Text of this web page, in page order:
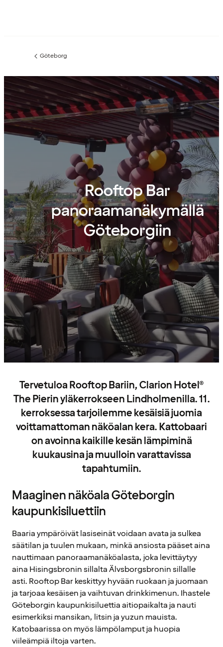
Edellinen
Göteborg
Rooftop Bar
panoraamanäkymällä
Göteborgiin
Tervetuloa Rooftop Bariin, Clarion Hotel®
The Pierin yläkerrokseen Lindholmenilla. 11.
kerroksessa tarjoilemme kesäisiä juomia
voittamattoman näköalan kera. Kattobaari
on avoinna kaikille kesän lämpiminä
kuukausina ja muulloin varattavissa
tapahtumiin.
Maaginen näköala Göteborgin
kaupunkisiluettiin
Baaria ympäröivät lasiseinät voidaan avata ja sulkea
säätilan ja tuulen mukaan, minkä ansiosta pääset aina
nauttimaan panoraamanäköalasta, joka levittäytyy
aina Hisingsbronin sillalta Älvsborgsbronin sillalle
asti. Rooftop Bar keskittyy hyvään ruokaan ja juomaan
ja tarjoaa kesäisen ja vaihtuvan drinkkimenun. Ihastele
Göteborgin kaupunkisiluettia aitiopaikalta ja nauti
esimerkiksi mansikan, litsin ja yuzun mauista.
Katobaarissa on myös lämpölamput ja huopia
viileämpiä iltoja varten.